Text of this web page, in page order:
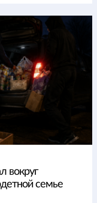
вокруг
семье